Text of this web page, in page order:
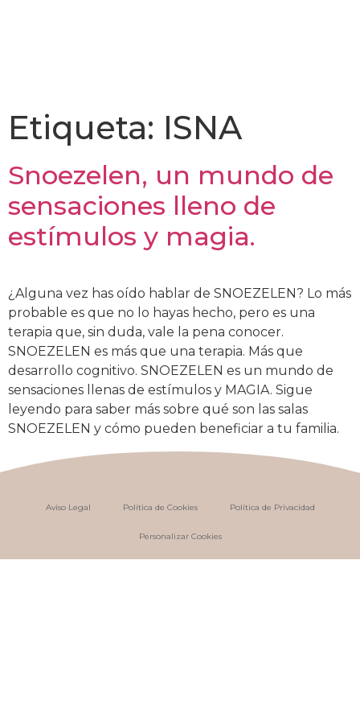
Etiqueta: ISNA
Snoezelen, un mundo de
sensaciones lleno de
estímulos y magia.
¿Alguna vez has oído hablar de SNOEZELEN? Lo más
probable es que no lo hayas hecho, pero es una
terapia que, sin duda, vale la pena conocer.
SNOEZELEN es más que una terapia. Más que
desarrollo cognitivo. SNOEZELEN es un mundo de
sensaciones llenas de estímulos y MAGIA. Sigue
leyendo para saber más sobre qué son las salas
SNOEZELEN y cómo pueden beneficiar a tu familia.
Aviso Legal Política de Cookies Política de Privacidad
Personalizar Cookies